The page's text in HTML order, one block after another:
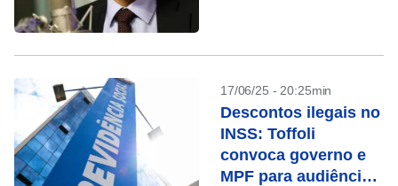
17/06/25 - 20:25min
Descontos ilegais no
INSS: Toffoli
convoca governo e
MPF para audiência